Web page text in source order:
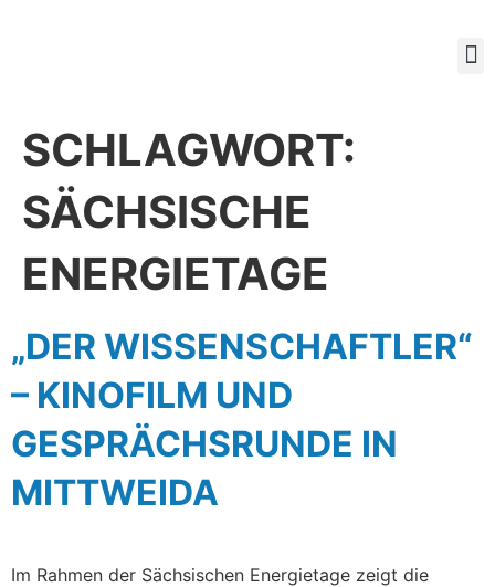
SCHLAGWORT:
SÄCHSISCHE
ENERGIETAGE
„DER WISSENSCHAFTLER“
– KINOFILM UND
GESPRÄCHSRUNDE IN
MITTWEIDA
Im Rahmen der Sächsischen Energietage zeigt die